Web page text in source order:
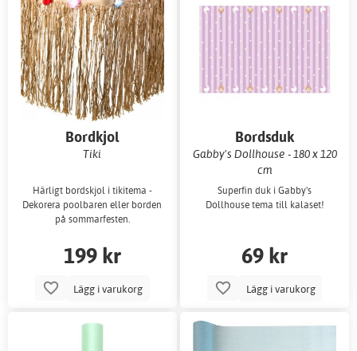
Bordkjol
Tiki
Härligt bordskjol i tikitema -
Dekorera poolbaren eller borden
på sommarfesten.
199 kr
Lägg i varukorg
Bordsduk
Gabby's Dollhouse - 180 x 120
cm
Superfin duk i Gabby's
Dollhouse tema till kalaset!
69 kr
Lägg i varukorg